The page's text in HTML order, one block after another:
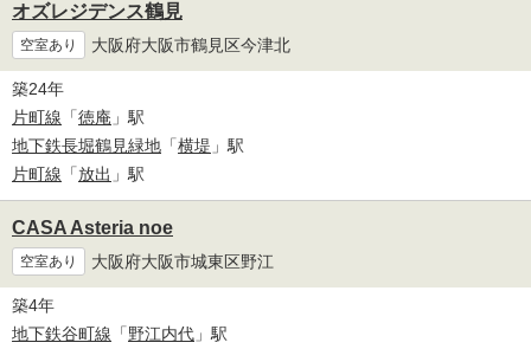
オズレジデンス鶴見
空室あり 大阪府大阪市鶴見区今津北
築24年
片町線 「徳庵 」駅
地下鉄長堀鶴見緑地 「横堤 」駅
片町線 「放出 」駅
CASA Asteria noe
空室あり 大阪府大阪市城東区野江
築4年
地下鉄谷町線 「野江内代 」駅